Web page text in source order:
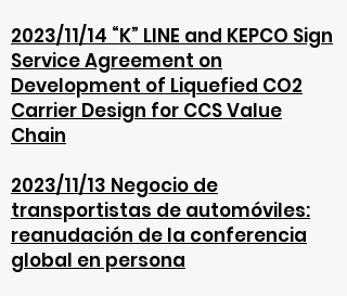
2023/11/14 “K” LINE and KEPCO Sign
Service Agreement on
Development of Liquefied CO2
Carrier Design for CCS Value
Chain
2023/11/13 Negocio de
transportistas de automóviles:
reanudación de la conferencia
global en persona